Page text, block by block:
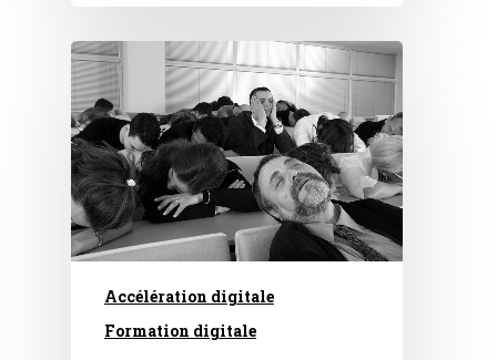
Accélération digitale
Formation digitale